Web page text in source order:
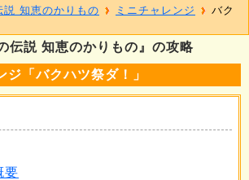
伝説 知恵のかりもの』の攻略
ジ「バクハツ祭ダ！」
要
説 知恵のかりもの ミニチャレンジ
バク